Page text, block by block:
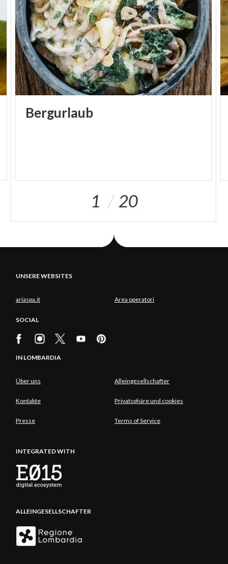
önogastronomischen Schätzen.
Bergurlaub
1 20
UNSERE WEBSITES
ariaspa.it Area operatori
SOCIAL
IN LOMBARDIA
Über uns Alleingesellschafter
Kontakte Privatsphäre und cookies
Presse Terms of Service
INTEGRATED WITH
ALLEINGESELLSCHAFTER